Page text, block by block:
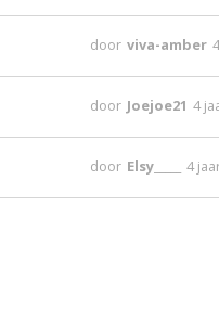
door viva-amber
door Joejoe21 4
door Elsy_____ 4